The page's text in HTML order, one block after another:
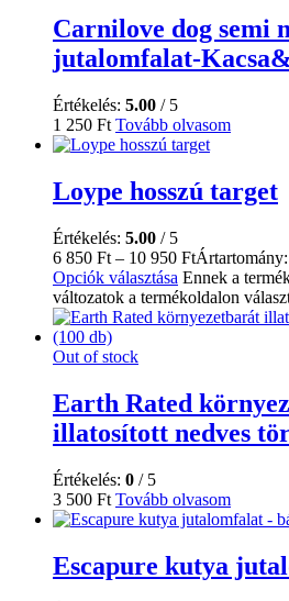
Carnilove dog semi
jutalomfalat-
Értékelés: 5.00 / 5
1 250 Ft Tovább olvasom
Loype hosszú target
Értékelés: 5.00 / 5
6 850 Ft – 10 950 Ft
Opciók választása Ennek a
változatok a termékoldalon
Out of stock
Earth Rated
illatosított nedves
Értékelés: 0 / 5
3 500 Ft Tovább olvasom
Escapure kutya